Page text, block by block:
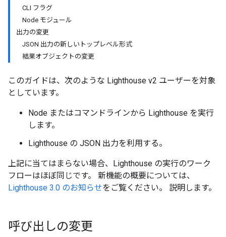
CLI フラグ
Node モジュール
出力の変更
JSON 出力の新しいトップレベル形式
結果オブジェクトの変更
このガイドは、次のような Lighthouse v2 ユーザーを対象
としています。
Node またはコマンドラインから Lighthouse を実行
します。
Lighthouse の JSON 出力を利用する。
上記に当てはまらない場合、Lighthouse の実行のワーク
フローはほぼ同じです。 新機能の概要については、
Lighthouse 3.0 のお知らせをご覧ください。 説明します。
呼び出しの変更